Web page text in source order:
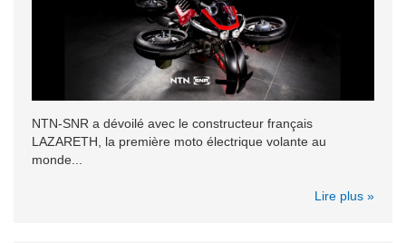
NTN-SNR a dévoilé avec le constructeur français
LAZARETH, la première moto électrique volante au
monde...
Lire plus »